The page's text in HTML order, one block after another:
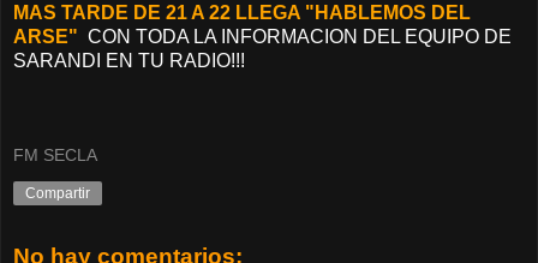
MAS TARDE DE 21 A 22 LLEGA "HABLEMOS DEL
ARSE" CON TODA LA INFORMACION DEL EQUIPO DE
SARANDI EN TU RADIO!!!
FM SECLA
Compartir
No hay comentarios: